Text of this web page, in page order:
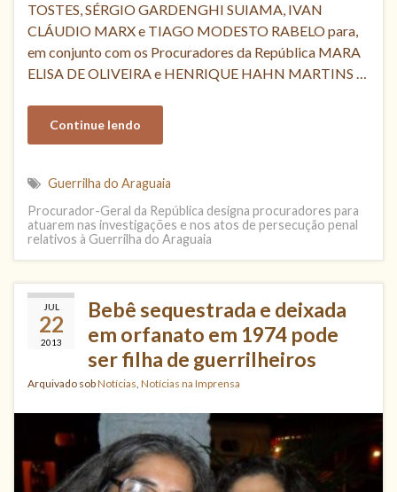
TOSTES, SÉRGIO GARDENGHI SUIAMA, IVAN
CLÁUDIO MARX e TIAGO MODESTO RABELO para,
em conjunto com os Procuradores da República MARA
ELISA DE OLIVEIRA e HENRIQUE HAHN MARTINS …
Continue lendo
Guerrilha do Araguaia
Procurador-Geral da República designa procuradores para
atuarem nas investigações e nos atos de persecução penal
relativos à Guerrilha do Araguaia
JUL
22
2013
Bebê sequestrada e deixada
em orfanato em 1974 pode
ser filha de guerrilheiros
Arquivado sobNotícias, Notícias na Imprensa